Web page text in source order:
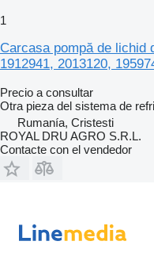
1
Carcasa pompă de lichid
1912941, 2013120,
Precio a consultar
Otra pieza del sistema de
Rumanía, Cristesti
ROYAL DRU AGRO S.R.L.
Contacte con el vendedor